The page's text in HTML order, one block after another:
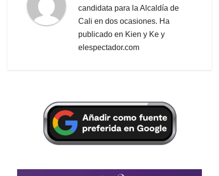
candidata para la Alcaldía de
Cali en dos ocasiones. Ha
publicado en Kien y Ke y
elespectador.com